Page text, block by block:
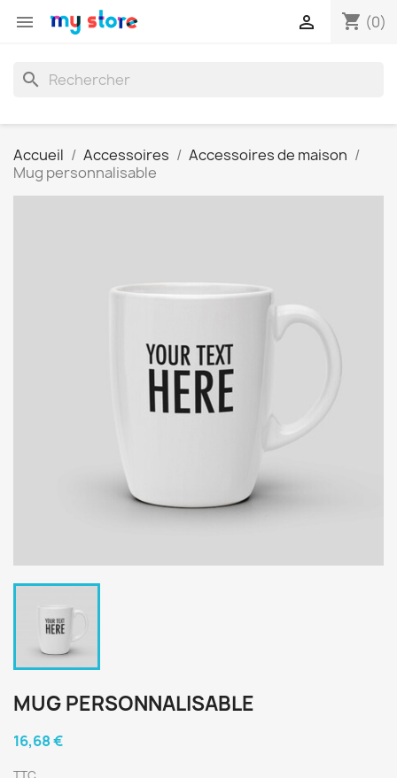
 shopping_cart (0)

search
Accueil Accessoires
Accessoires de maison
Mug personnalisable
MUG PERSONNALISABLE
16,68 €